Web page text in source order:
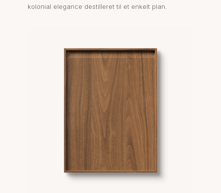
kolonial elegance destilleret til et enkelt plan.